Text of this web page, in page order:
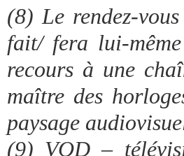
(8) Le rendez-
fait/ fera lui-
recours à une
maître des
paysage
(9) VOD –